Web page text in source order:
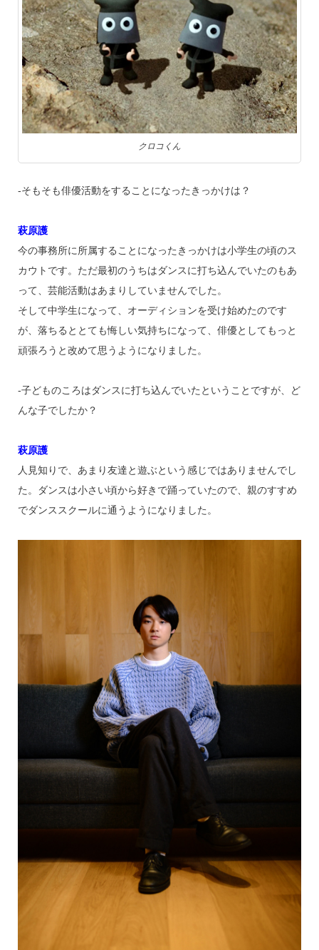
クロコくん
‐そもそも俳優活動をすることになったきっかけは？
萩原護
今の事務所に所属することになったきっかけは小学生の頃のス
カウトです。ただ最初のうちはダンスに打ち込んでいたのもあ
って、芸能活動はあまりしていませんでした。
そして中学生になって、オーディションを受け始めたのです
が、落ちるととても悔しい気持ちになって、俳優としてもっと
頑張ろうと改めて思うようになりました。
‐子どものころはダンスに打ち込んでいたということですが、ど
んな子でしたか？
萩原護
人見知りで、あまり友達と遊ぶという感じではありませんでし
た。ダンスは小さい頃から好きで踊っていたので、親のすすめ
でダンススクールに通うようになりました。